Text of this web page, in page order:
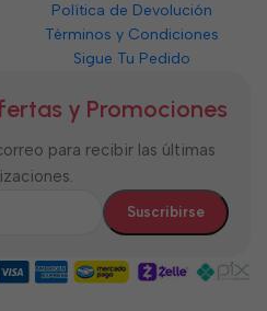
Política de Devolución
Términos y Condiciones
Sigue Tu Pedido
y Promociones
para recibir las últimas